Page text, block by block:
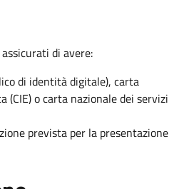
di avere:
di identità digitale), carta
(CIE) o carta nazionale dei servizi
prevista per la presentazione